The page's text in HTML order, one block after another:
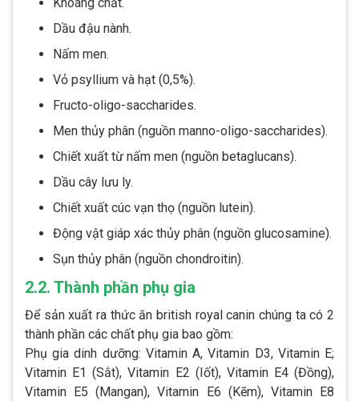
Dầu đậu nành.
Nấm men.
Vỏ psyllium và hạt (0,5%).
Fructo-oligo-saccharides.
Men thủy phân (nguồn manno-oligo-saccharides).
Chiết xuất từ ​​nấm men (nguồn betaglucans).
Dầu cây lưu ly.
Chiết xuất cúc vạn thọ (nguồn lutein).
Động vật giáp xác thủy phân (nguồn glucosamine).
Sụn thủy phân (nguồn chondroitin).
2.2. Thành phần phụ gia
Để sản xuất ra thức ăn british royal canin chúng ta có 2
thành phần các chất phụ gia bao gồm:
Phụ gia dinh dưỡng: Vitamin A, Vitamin D3, Vitamin E;
Vitamin E1 (Sắt), Vitamin E2 (Iốt), Vitamin E4 (Đồng),
Vitamin E5 (Mangan), Vitamin E6 (Kẽm), Vitamin E8